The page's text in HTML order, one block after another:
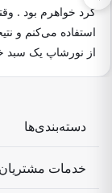
کرد خواهرم بود .
استفاده می‌کنم و
از نورشاپ یک سبد
می‌خواستم محصول
شیور صورت براون
دسته‌بندی‌ها
خدمات مشتریان